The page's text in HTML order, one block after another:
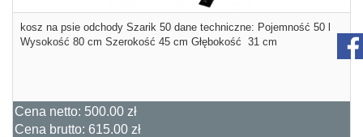
kosz na psie odchody Szarik 50 dane techniczne: Pojemność 50 l
Wysokość 80 cm Szerokość 45 cm Głębokość 31 cm
Cena netto: 500.00 zł
Cena brutto: 615.00 zł